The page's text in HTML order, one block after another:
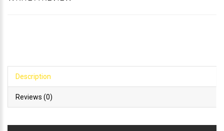
Description
Reviews (0)